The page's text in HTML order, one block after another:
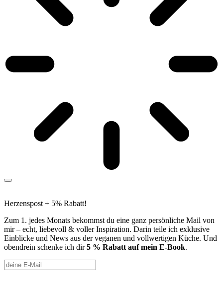
Herzenspost + 5% Rabatt!
Zum 1. jedes Monats bekommst du eine ganz persönliche Mail von
mir – echt, liebevoll & voller Inspiration. Darin teile ich exklusive
Einblicke und News aus der veganen und vollwertigen Küche. Und
obendrein schenke ich dir5 % Rabatt auf mein E-Book.